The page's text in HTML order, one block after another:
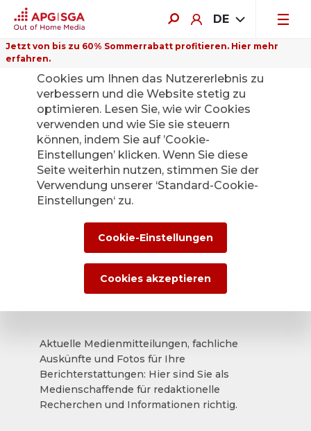
DE
Jetzt von bis zu 60% Sommerrabatt profitieren. Hier mehr
erfahren.
Zurück
Die APG|SGA
Medienstelle für
News und
Medienmitteilunge
Aktuelle Medienmitteilungen, fachliche
Auskünfte und Fotos für Ihre
Berichterstattungen: Hier sind Sie als
Medienschaffende für redaktionelle
Recherchen und Informationen richtig.
Auf dieser Website verwenden wir
Cookies um Ihnen das Nutzererlebnis zu
verbessern und die Website stetig zu
optimieren. Lesen Sie, wie wir Cookies
verwenden und wie Sie sie steuern
können, indem Sie auf ’Cookie-
Einstellungen’ klicken. Wenn Sie diese
Seite weiterhin nutzen, stimmen Sie der
Verwendung unserer ‘Standard-Cookie-
Einstellungen‘ zu.
Cookie-Einstellungen
Cookies akzeptieren